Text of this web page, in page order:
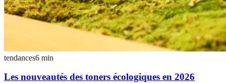
tendances6 min
Les nouveautés des toners écologiques en 2026